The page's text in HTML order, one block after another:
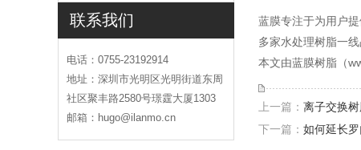
联系我们
电话：0755-23192914
地址：深圳市光明区光明街道东周
社区聚丰路2580号璟霆大厦1303
邮箱：hugo@ilanmo.cn
蓝膜专注于为用户
多家水处理树脂一
本文由蓝膜树脂（
上一篇： 离子交换
下一篇： 如何延长